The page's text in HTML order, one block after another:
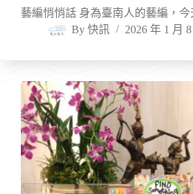
藝編悄悄話 身為臺南人的藝編，
By 快訊 2026 年 1 月 8